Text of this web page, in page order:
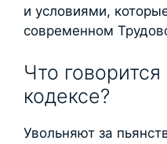
и условиями,
современном
Что
кодексе?
Увольняют за